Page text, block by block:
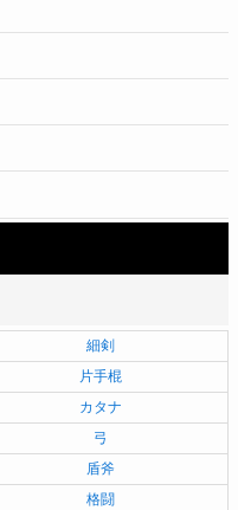
細剣
片手棍
カタナ
弓
盾斧
格闘